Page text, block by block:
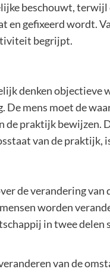
beschouwt,
en gefixeerd wordt.
begrijpt.
denken objectieve
De mens moet de
de praktijk
van de praktijk,
de verandering van
worden
in twee
van de